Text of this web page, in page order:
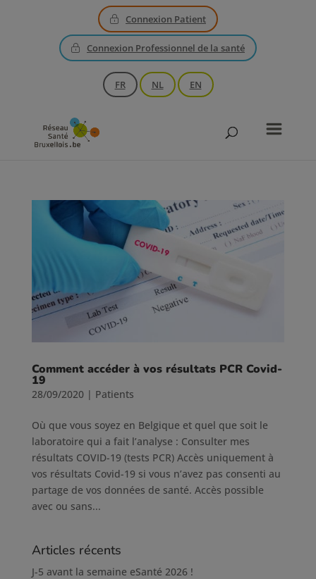
Connexion Patient
Connexion Professionnel de la santé
FR NL EN
Comment accéder à vos résultats PCR Covid-
19
28/09/2020| Patients
Où que vous soyez en Belgique et quel que soit le
laboratoire qui a fait l’analyse : Consulter mes
résultats COVID-19 (tests PCR) Accès uniquement à
vos résultats Covid-19 si vous n’avez pas consenti au
partage de vos données de santé. Accès possible
avec ou sans...
Articles récents
J-5 avant la semaine eSanté 2026 !